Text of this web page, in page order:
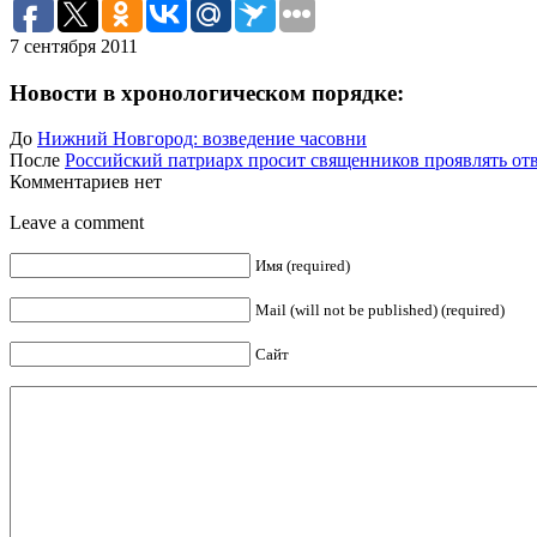
7 сентября 2011
Новости в хронологическом порядке:
До Нижний Новгород: возведение часовни
После Российский патриарх просит священников проявлять
Комментариев нет
Leave a comment
Имя (required)
Mail (will not be published) (required)
Сайт